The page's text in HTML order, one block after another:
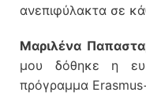
ανεπιφύλακτα σε
Μαριλένα
μου δόθηκε η
πρόγραμμα